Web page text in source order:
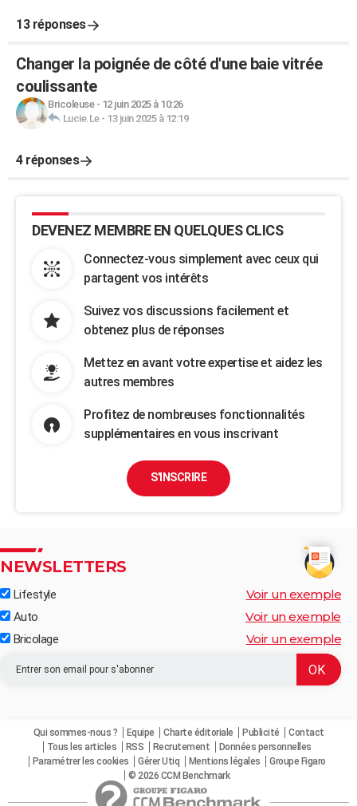
13 réponses
Changer la poignée de côté d'une baie vitrée
coulissante
Bricoleuse- 12 juin 2025 à 10:26
Lucie.Le- 13 juin 2025 à 12:19
4 réponses
DEVENEZ MEMBRE EN QUELQUES CLICS
Connectez-vous simplement avec ceux qui
partagent vos intérêts
Suivez vos discussions facilement et
obtenez plus de réponses
Mettez en avant votre expertise et aidez les
autres membres
Profitez de nombreuses fonctionnalités
supplémentaires en vous inscrivant
S'INSCRIRE
NEWSLETTERS
Lifestyle Voir un exemple
Auto Voir un exemple
Bricolage Voir un exemple
Qui sommes-nous ? Equipe Charte éditoriale Publicité
Contact
Tous les articles
RSS Recrutement
Données personnelles
Paramétrer les cookies
Gérer Utiq Mentions légales
Groupe Figaro
© 2026 CCM Benchmark